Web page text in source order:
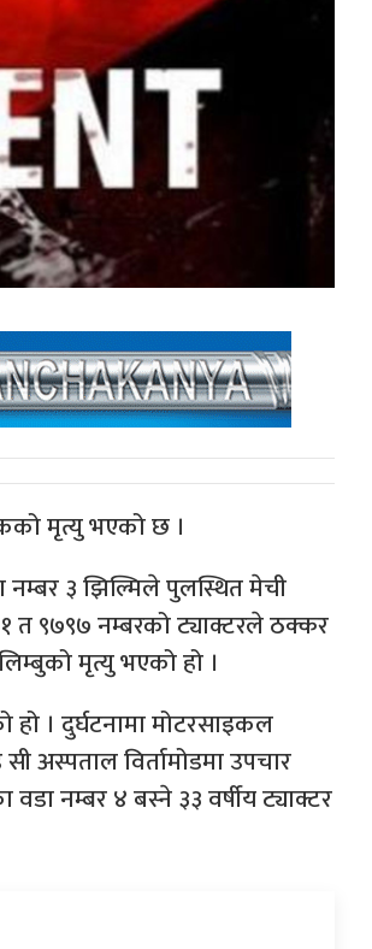
मृत्यु भएको छ ।
नम्बर ३ झिल्मिले पुलस्थित मेची
त ९७९७ नम्बरको ट्याक्टरले ठक्कर
मृत्यु भएको हो ।
हो । दुर्घटनामा मोटरसाइकल
अस्पताल विर्तामोडमा उपचार
नम्बर ४ बस्ने ३३ वर्षीय ट्याक्टर